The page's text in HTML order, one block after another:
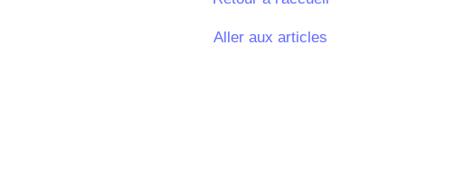
Aller aux articles